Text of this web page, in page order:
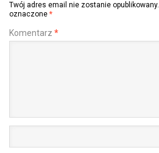
Twój adres email nie zostanie opublikowany.
oznaczone *
Komentarz *